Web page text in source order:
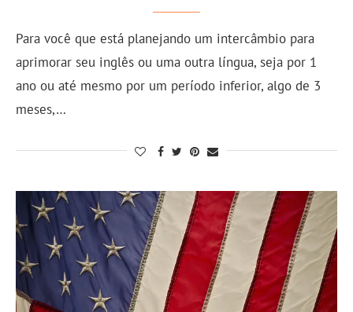
Para você que está planejando um intercâmbio para
aprimorar seu inglês ou uma outra língua, seja por 1
ano ou até mesmo por um período inferior, algo de 3
meses,…